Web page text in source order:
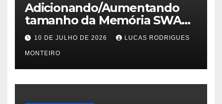
Adicionando/Aumentando
tamanho da Memória SWAP
no PfSense 2.8
10 DE JULHO DE 2026 LUCAS RODRIGUES
MONTEIRO